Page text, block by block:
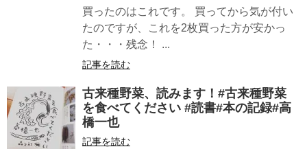
買ったのはこれです。 買ってから気が付い
たのですが、これを2枚買った方が安かっ
た・・・残念！ ...
記事を読む
古来種野菜、読みます！#古来種野菜
を食べてください #読書#本の記録#高
橋一也
記事を読む